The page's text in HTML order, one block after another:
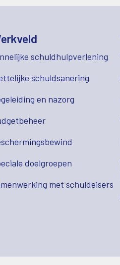
schuldhulpverlening
schuldsanering
en nazorg
doelgroepen
met schuldeisers